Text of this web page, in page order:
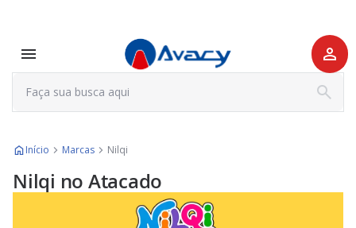
Início Marcas Nilqi
Nilqi no Atacado